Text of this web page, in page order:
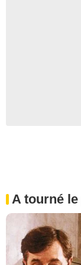
A tourné